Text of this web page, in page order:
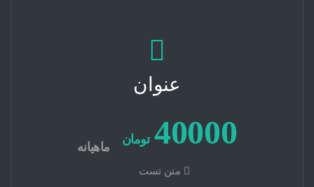
عنوان
40000 تومان
ماهیانه
متن تست